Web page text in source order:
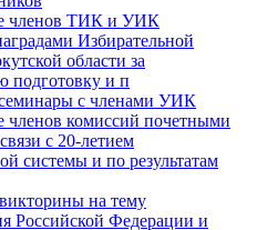
членов ТИК и УИК
Избирательной
области за
подготовку и п
с членами УИК
членов комиссий почетными
с 20-летием
системы и по результатам
на тему
Российской Федерации и